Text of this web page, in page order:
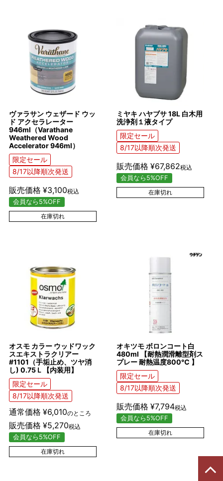
ヴァラサン ウェザード ウッ
ド アクセラレーター
946ml（Varathane
Weathered Wood
Accelerator 946ml）
限定セール
8/17以降順次発送
販売価格 ¥3,100税込
会員なら5%OFF
在庫切れ
ミヤキ ハヤブサ 18L 白木用
洗浄剤１液タイプ
限定セール
8/17以降順次発送
販売価格 ¥67,862税込
会員なら5%OFF
在庫切れ
オスモ カラー ウッドワック
スエキストラクリアー
#1101（手垢止め、ツヤ消
し) 0.75Ｌ【内装用】
限定セール
8/17以降順次発送
通常価格 ¥6,010のところ
販売価格 ¥5,270税込
会員なら5%OFF
在庫切れ
オキツモ ボロンコート白
480ml 【耐熱潤滑離型剤ス
プレー 耐熱温度800℃ 】
限定セール
8/17以降順次発送
販売価格 ¥7,794税込
会員なら5%OFF
在庫切れ